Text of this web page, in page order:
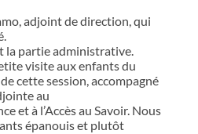
adjoint de direction, qui
la partie administrative.
visite aux enfants du
cette session, accompagné
au
et à l’Accès au Savoir. Nous
épanouis et plutôt